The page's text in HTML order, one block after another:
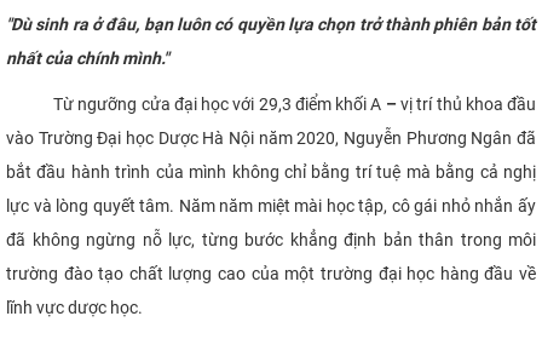
"Dù sinh ra ở đâu, bạn luôn có quyền lựa chọn trở thành phiên bản tốt
nhất của chính mình."
Từ ngưỡng cửa đại học với 29,3 điểm khối A – vị trí thủ khoa đầu
vào Trường Đại học Dược Hà Nội năm 2020, Nguyễn Phương Ngân đã
bắt đầu hành trình của mình không chỉ bằng trí tuệ mà bằng cả nghị
lực và lòng quyết tâm. Năm năm miệt mài học tập, cô gái nhỏ nhắn ấy
đã không ngừng nỗ lực, từng bước khẳng định bản thân trong môi
trường đào tạo chất lượng cao của một trường đại học hàng đầu về
lĩnh vực dược học.